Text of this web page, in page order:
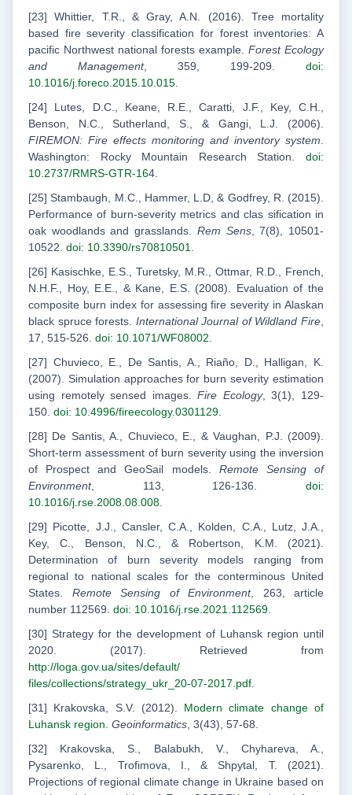
[23] Whittier, T.R., & Gray, A.N. (2016). Tree mortality
based fire severity classification for forest inventories: A
pacific Northwest national forests example. Forest Ecology
and Management, 359, 199-209. doi:
10.1016/j.foreco.2015.10.015.
[24] Lutes, D.C., Keane, R.E., Caratti, J.F., Key, C.H.,
Benson, N.C., Sutherland, S., & Gangi, L.J. (2006).
FIREMON: Fire effects monitoring and inventory system.
Washington: Rocky Mountain Research Station. doi:
10.2737/RMRS-GTR-164.
[25] Stambaugh, M.C., Hammer, L.D, & Godfrey, R. (2015).
Performance of burn-severity metrics and clas sification in
oak woodlands and grasslands. Rem Sens, 7(8), 10501-
10522. doi: 10.3390/rs70810501.
[26] Kasischke, E.S., Turetsky, M.R., Ottmar, R.D., French,
N.H.F., Hoy, E.E., & Kane, E.S. (2008). Evaluation of the
composite burn index for assessing fire severity in Alaskan
black spruce forests. International Journal of Wildland Fire,
17, 515-526. doi: 10.1071/WF08002.
[27] Chuvieco, E., De Santis, A., Riaño, D., Halligan, K.
(2007). Simulation approaches for burn severity estimation
using remotely sensed images.Fire Ecology, 3(1), 129-
150. doi: 10.4996/fireecology.0301129.
[28] De Santis, A., Chuvieco, E., & Vaughan, P.J. (2009).
Short-term assessment of burn severity using the inversion
of Prospect and GeoSail models. Remote Sensing of
Environment, 113, 126-136. doi:
10.1016/j.rse.2008.08.008.
[29] Picotte, J.J., Cansler, C.A., Kolden, C.A., Lutz, J.A.,
Key, C., Benson, N.C., & Robertson, K.M. (2021).
Determination of burn severity models ranging from
regional to national scales for the conterminous United
States. Remote Sensing of Environment, 263, article
number 112569. doi: 10.1016/j.rse.2021.112569.
[30] Strategy for the development of Luhansk region until
2020. (2017). Retrieved from
http://loga.gov.ua/sites/default/
files/collections/strategy_ukr_20-07-2017.pdf.
[31] Krakovska, S.V. (2012). Modern climate change of
Luhansk region. Geoinformatics, 3(43), 57-68.
[32] Krakovska, S., Balabukh, V., Chyhareva, A.,
Pysarenko, L., Trofimova, I., & Shpytal, T. (2021).
Projections of regional climate change in Ukraine based on